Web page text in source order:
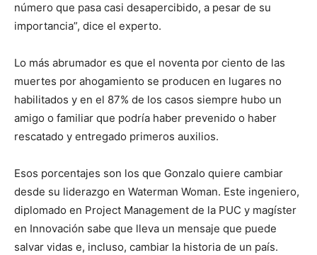
número que pasa casi desapercibido, a pesar de su
importancia”, dice el experto.
Lo más abrumador es que el noventa por ciento de las
muertes por ahogamiento se producen en lugares no
habilitados y en el 87% de los casos siempre hubo un
amigo o familiar que podría haber prevenido o haber
rescatado y entregado primeros auxilios.
Esos porcentajes son los que Gonzalo quiere cambiar
desde su liderazgo en Waterman Woman. Este ingeniero,
diplomado en Project Management de la PUC y magíster
en Innovación sabe que lleva un mensaje que puede
salvar vidas e, incluso, cambiar la historia de un país.